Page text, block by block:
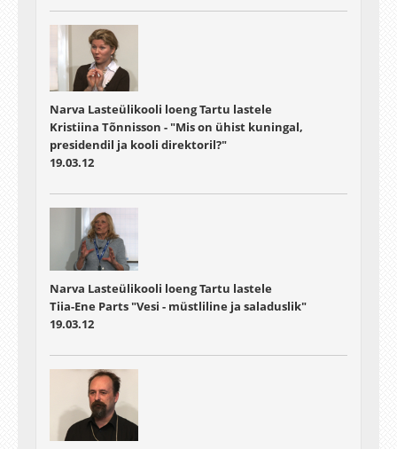
Narva Lasteülikooli loeng Tartu lastele
Kristiina Tõnnisson - "Mis on ühist kuningal,
presidendil ja kooli direktoril?"
19.03.12
Narva Lasteülikooli loeng Tartu lastele
Tiia-Ene Parts "Vesi - müstliline ja saladuslik"
19.03.12